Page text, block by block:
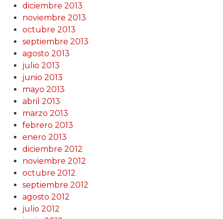
diciembre 2013
noviembre 2013
octubre 2013
septiembre 2013
agosto 2013
julio 2013
junio 2013
mayo 2013
abril 2013
marzo 2013
febrero 2013
enero 2013
diciembre 2012
noviembre 2012
octubre 2012
septiembre 2012
agosto 2012
julio 2012